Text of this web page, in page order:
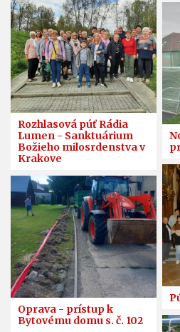
Rozhlasová púť Rádia
Lumen - Sanktuárium
Božieho milosrdenstva v
Krakove
Oprava - prístup k
Bytovému domu s. č. 102